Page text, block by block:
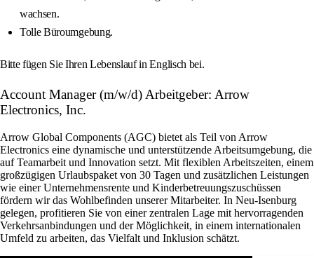
wachsen.
Tolle Büroumgebung.
Bitte fügen Sie Ihren Lebenslauf in Englisch bei.
Account Manager (m/w/d) Arbeitgeber: Arrow
Electronics, Inc.
Arrow Global Components (AGC) bietet als Teil von Arrow
Electronics eine dynamische und unterstützende Arbeitsumgebung, die
auf Teamarbeit und Innovation setzt. Mit flexiblen Arbeitszeiten, einem
großzügigen Urlaubspaket von 30 Tagen und zusätzlichen Leistungen
wie einer Unternehmensrente und Kinderbetreuungszuschüssen
fördern wir das Wohlbefinden unserer Mitarbeiter. In Neu-Isenburg
gelegen, profitieren Sie von einer zentralen Lage mit hervorragenden
Verkehrsanbindungen und der Möglichkeit, in einem internationalen
Umfeld zu arbeiten, das Vielfalt und Inklusion schätzt.